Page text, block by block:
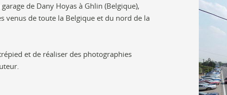
de Dany Hoyas à Ghlin (Belgique),
venus de toute la Belgique et du nord de la
et de réaliser des photographies